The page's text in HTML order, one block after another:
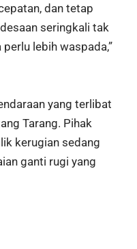
dan tetap
seringkali tak
lebih waspada,”
yang terlibat
Tarang. Pihak
kerugian sedang
ganti rugi yang